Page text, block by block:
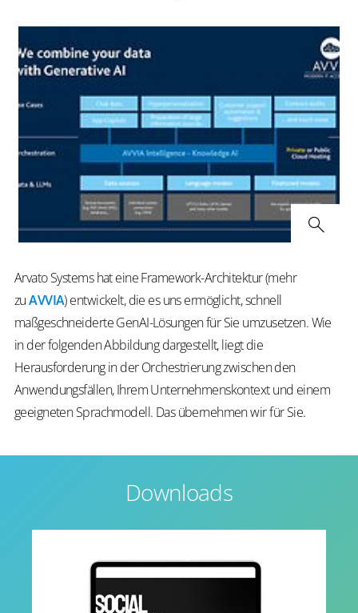
Arvato Systems hat eine Framework-Architektur (mehr
zuAVVIA) entwickelt, die es uns ermöglicht, schnell
maßgeschneiderte GenAI-Lösungen für Sie umzusetzen. Wie
in der folgenden Abbildung dargestellt, liegt die
Herausforderung in der Orchestrierung zwischen den
Anwendungsfällen, Ihrem Unternehmenskontext und einem
geeigneten Sprachmodell. Das übernehmen wir für Sie.
Downloads